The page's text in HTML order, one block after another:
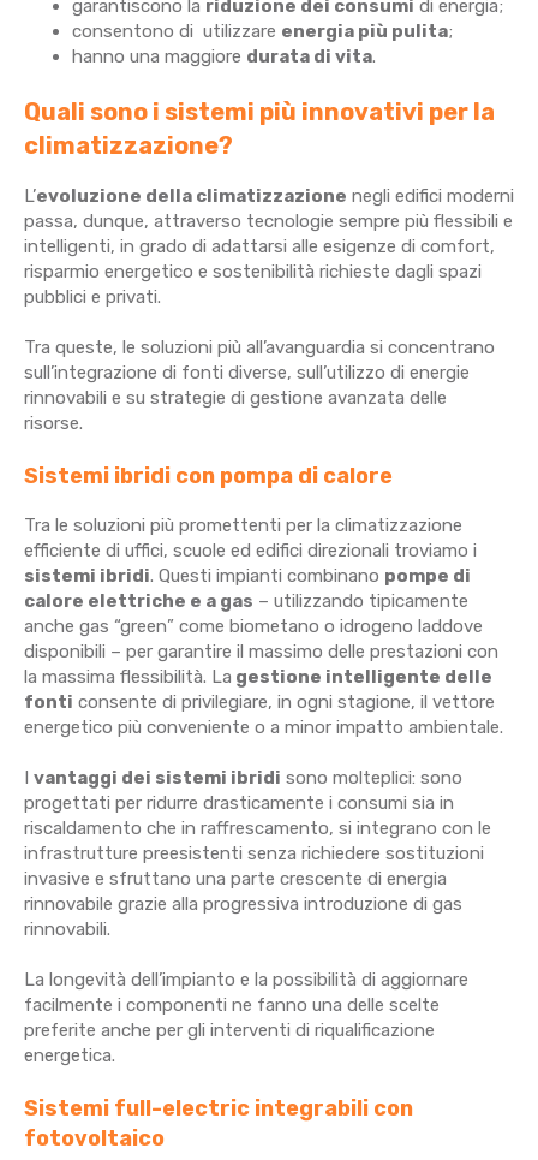
garantiscono la riduzione dei consumi di energia;
consentono di utilizzare energia più pulita;
hanno una maggiore durata di vita.
Quali sono i sistemi più innovativi per la
climatizzazione?
L’evoluzione della climatizzazione negli edifici moderni
passa, dunque, attraverso tecnologie sempre più flessibili e
intelligenti, in grado di adattarsi alle esigenze di comfort,
risparmio energetico e sostenibilità richieste dagli spazi
pubblici e privati.
Tra queste, le soluzioni più all’avanguardia si concentrano
sull’integrazione di fonti diverse, sull’utilizzo di energie
rinnovabili e su strategie di gestione avanzata delle
risorse.
Sistemi ibridi con pompa di calore
Tra le soluzioni più promettenti per la climatizzazione
efficiente di uffici, scuole ed edifici direzionali troviamo i
sistemi ibridi. Questi impianti combinano pompe di
calore elettriche e a gas – utilizzando tipicamente
anche gas “green” come biometano o idrogeno laddove
disponibili – per garantire il massimo delle prestazioni con
la massima flessibilità. La gestione intelligente delle
fonti consente di privilegiare, in ogni stagione, il vettore
energetico più conveniente o a minor impatto ambientale.
I vantaggi dei sistemi ibridi sono molteplici: sono
progettati per ridurre drasticamente i consumi sia in
riscaldamento che in raffrescamento, si integrano con le
infrastrutture preesistenti senza richiedere sostituzioni
invasive e sfruttano una parte crescente di energia
rinnovabile grazie alla progressiva introduzione di gas
rinnovabili.
La longevità dell’impianto e la possibilità di aggiornare
facilmente i componenti ne fanno una delle scelte
preferite anche per gli interventi di riqualificazione
energetica.
Sistemi full-electric integrabili con
fotovoltaico